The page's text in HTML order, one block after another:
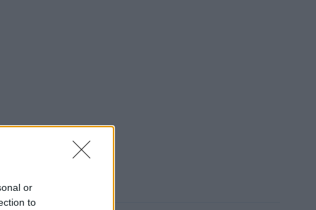
or
to